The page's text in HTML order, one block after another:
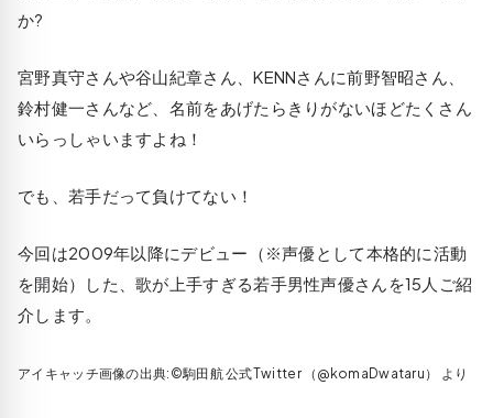
か?
宮野真守さんや谷山紀章さん、KENNさんに前野智昭さん、
鈴村健一さんなど、名前をあげたらきりがないほどたくさん
いらっしゃいますよね！
でも、若手だって負けてない！
今回は2009年以降にデビュー（※声優として本格的に活動
を開始）した、歌が上手すぎる若手男性声優さんを15人ご紹
介します。
アイキャッチ画像の出典:©駒田航‏ 公式Twitter （@komaDwataru） より